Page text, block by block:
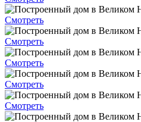
Смотреть
Смотреть
Смотреть
Смотреть
Смотреть